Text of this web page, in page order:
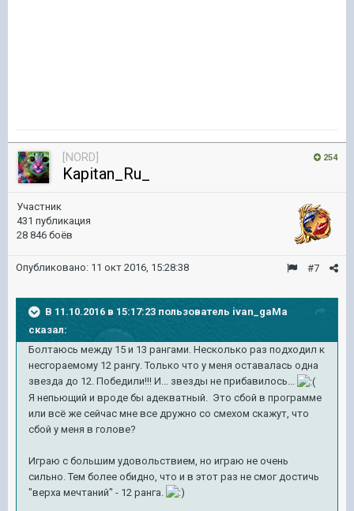
254
[NORD]
Kapitan_Ru_
Участник
431 публикация
28 846 боёв
#7
Опубликовано: 11 окт 2016, 15:28:38
В 11.10.2016 в 15:17:23 пользователь ivan_gaMa
сказал:
Болтаюсь между 15 и 13 рангами. Несколько раз подходил к
несгораемому 12 рангу. Только что у меня оставалась одна
звезда до 12. Победили!!! И... звезды не прибавилось...
Я непьющий и вроде бы адекватный. Это сбой в программе
или всё же сейчас мне все дружно со смехом скажут, что
сбой у меня в голове?
Играю с большим удовольствием, но играю не очень
сильно. Тем более обидно, что и в этот раз не смог достичь
"верха мечтаний" - 12 ранга.